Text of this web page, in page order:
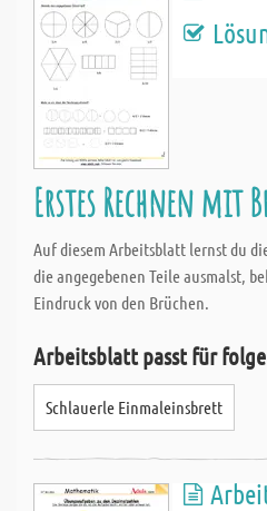
Erstes Rechnen mit
Auf diesem Arbeitsblatt lernst du
die angegebenen Teile ausmalst,
Eindruck von den Brüchen.
Arbeitsblatt passt für
Schlauerle Einmaleinsbrett